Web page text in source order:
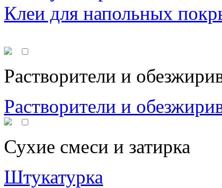
Клеи для напольных
Растворители и
Растворители и
Сухие смеси и затирка
Штукатурка